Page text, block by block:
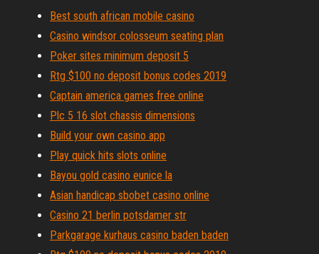
Best south african mobile casino
Casino windsor colosseum seating plan
Poker sites minimum deposit 5
Rtg $100 no deposit bonus codes 2019
Captain america games free online
Plc 5 16 slot chassis dimensions
Build your own casino app
Play quick hits slots online
Bayou gold casino eunice la
Asian handicap sbobet casino online
Casino 21 berlin potsdamer str
Parkgarage kurhaus casino baden baden